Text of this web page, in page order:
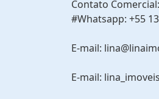
Contato
#Whatsapp: +55
E-mail:
E-mail: